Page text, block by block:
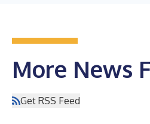
More News
Get RSS Feed